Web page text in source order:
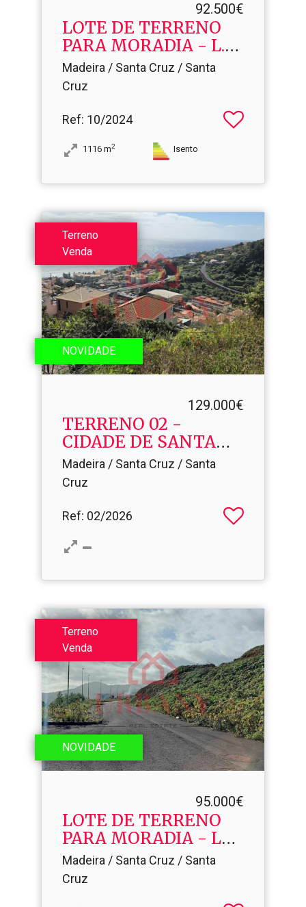
92.500€
LOTE DE TERRENO
PARA MORADIA - L.​T.
28
Madeira / Santa Cruz / Santa
Cruz
Ref: 10/2024
1116 m2 Isento
Terreno
Venda
NOVIDADE
129.000€
TERRENO 02 -
CIDADE DE SANTA
CRUZ
Madeira / Santa Cruz / Santa
Cruz
Ref: 02/2026
Terreno
Venda
NOVIDADE
95.000€
LOTE DE TERRENO
PARA MORADIA - LT.​
38
Madeira / Santa Cruz / Santa
Cruz